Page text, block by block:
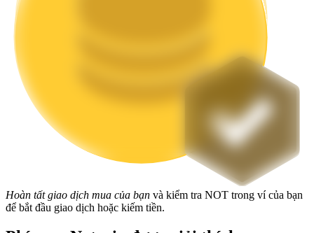
Launchpool
Đặt cọc linh hoạt để kiếm được các token phổ biến.
Hoàn tất giao dịch mua của bạn và kiểm tra NOT trong ví của bạn
để bắt đầu giao dịch hoặc kiếm tiền.